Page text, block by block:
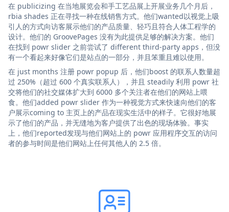
在 publicizing 在当地展览会和手工艺品展上开展业务几个月后，
rbia shades 正在寻找一种在线销售方式。他们wanted以视觉上吸
引人的方式向访客展示他们的产品质量、轻巧且符合人体工程学的
设计。他们的 GroovePages 没有为此提供足够的解决方案。他们
在找到 powr slider 之前尝试了 different third-party apps，但没
有一个看起来好像它们是站点的一部分，并且笨重且难以使用。
在 just months 注册 powr popup 后，他们boost 的联系人数量超
过 250%（超过 600 个真实联系人），并且 steadily 利用 powr 社
交将他们的社交媒体扩大到 6000 多个关注者在他们的网站上喂
食。他们added powr slider 作为一种视觉方式来快速向他们的客
户展示coming to 主页上的产品在现实生活中的样子。它很好地展
示了他们的产品，并无缝地为客户提供了出色的现场体验。事实
上，他们reported发现与他们网站上的 powr 应用程序交互的访问
者的参与时间是他们网站上任何其他人的 2.5 倍。